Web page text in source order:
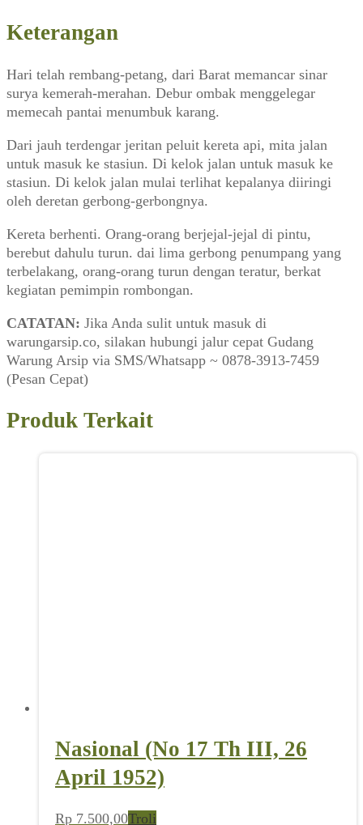
1949)
Keterangan
Hari telah rembang-petang, dari Barat memancar sinar
surya kemerah-merahan. Debur ombak menggelegar
memecah pantai menumbuk karang.
Dari jauh terdengar jeritan peluit kereta api, mita jalan
untuk masuk ke stasiun. Di kelok jalan untuk masuk ke
stasiun. Di kelok jalan mulai terlihat kepalanya diiringi
oleh deretan gerbong-gerbongnya.
Kereta berhenti. Orang-orang berjejal-jejal di pintu,
berebut dahulu turun. dai lima gerbong penumpang yang
terbelakang, orang-orang turun dengan teratur, berkat
kegiatan pemimpin rombongan.
CATATAN: Jika Anda sulit untuk masuk di
warungarsip.co, silakan hubungi jalur cepat Gudang
Warung Arsip via SMS/Whatsapp ~ 0878-3913-7459
(Pesan Cepat)
Produk Terkait
Nasional (No 17 Th III, 26
April 1952)
Rp 7.500,00Troli